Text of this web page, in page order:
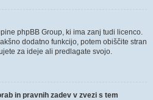
phpBB Group, ki ima zanj tudi licenco.
dodatno funkcijo, potem obiščite stran
za ideje ali predlagate svojo.
in pravnih zadev v zvezi s tem